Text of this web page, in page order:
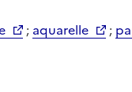
; aquarelle ;